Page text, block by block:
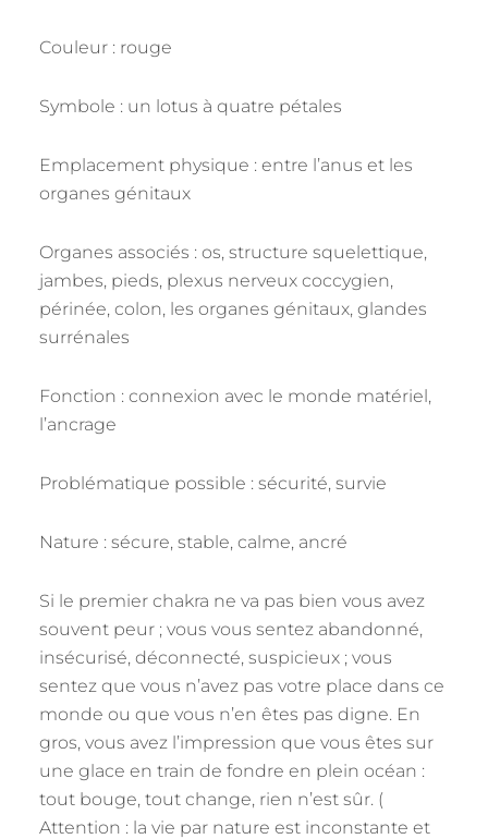
Couleur : rouge
Symbole : un lotus à quatre pétales
Emplacement physique : entre l’anus et les
organes génitaux
Organes associés : os, structure squelettique,
jambes, pieds, plexus nerveux coccygien,
périnée, colon, les organes génitaux, glandes
surrénales
Fonction : connexion avec le monde matériel,
l’ancrage
Problématique possible : sécurité, survie
Nature : sécure, stable, calme, ancré
Si le premier chakra ne va pas bien vous avez
souvent peur ; vous vous sentez abandonné,
insécurisé, déconnecté, suspicieux ; vous
sentez que vous n’avez pas votre place dans ce
monde ou que vous n’en êtes pas digne. En
gros, vous avez l’impression que vous êtes sur
une glace en train de fondre en plein océan :
tout bouge, tout change, rien n’est sûr. (
Attention : la vie par nature est inconstante et